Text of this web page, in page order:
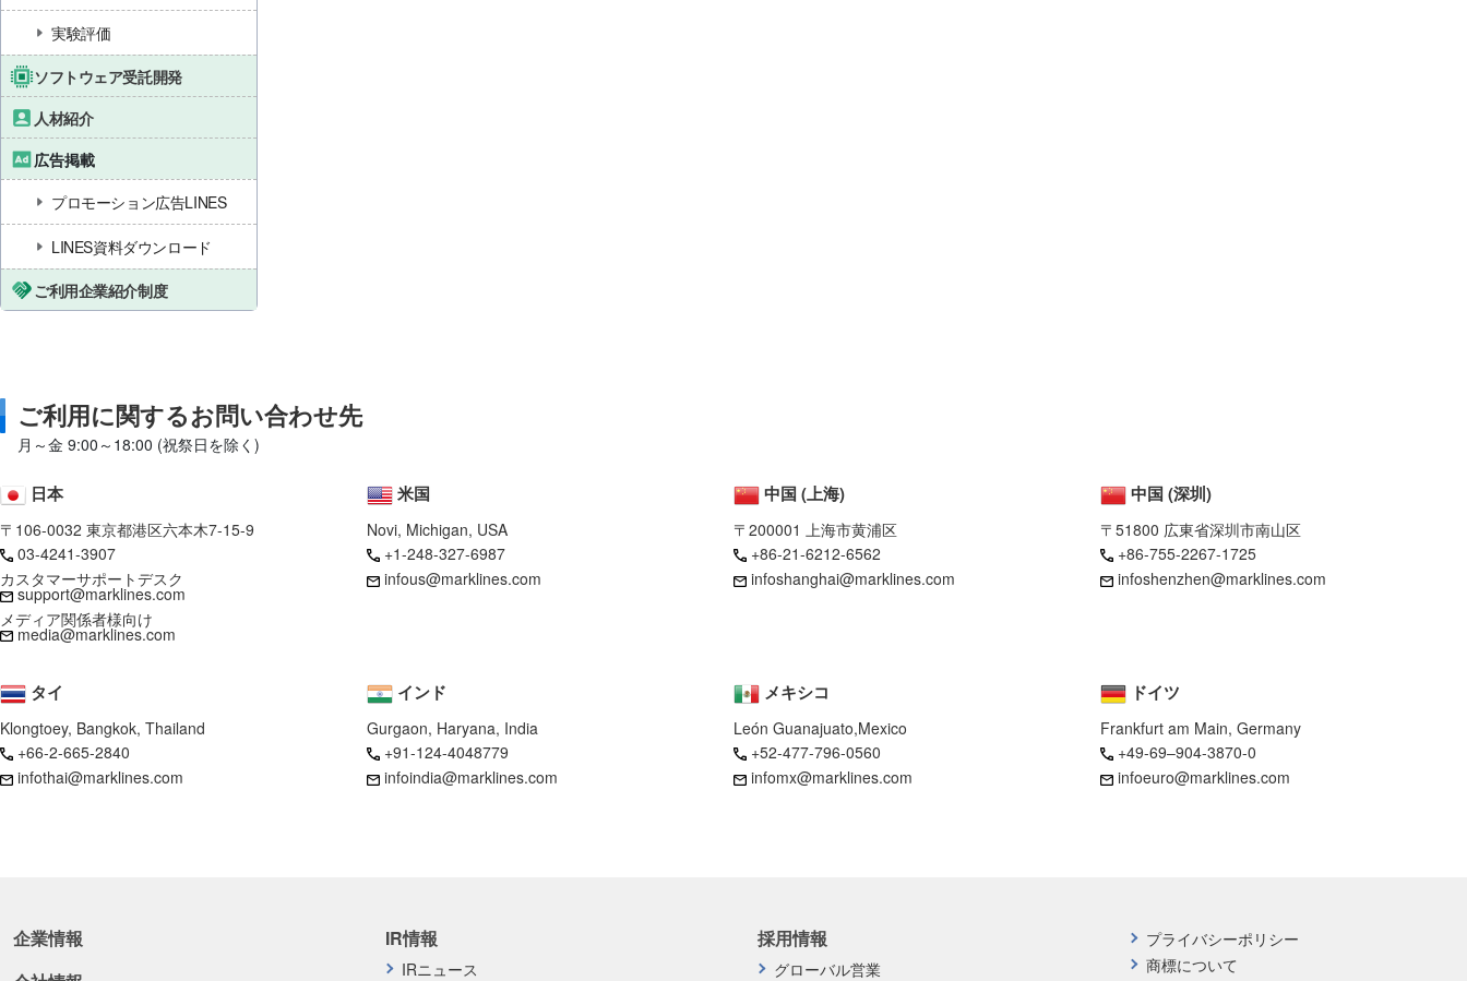
実験評価
ソフトウェア受託開発
人材紹介
広告掲載
プロモーション広告LINES
LINES資料ダウンロード
ご利用企業紹介制度
ご利用に関するお問い合わせ先
月～金 9:00～18:00 (祝祭日を除く)
日本
〒106-0032 東京都港区六本木7-15-9
03-4241-3907
カスタマーサポートデスク
support@marklines.com
メディア関係者様向け
media@marklines.com
米国
Novi, Michigan, USA
+1-248-327-6987
infous@marklines.com
メキシコ
León Guanajuato,Mexico
+52-477-796-0560
infomx@marklines.com
ドイツ
Frankfurt am Main, Germany
+49-69–904-3870-0
infoeuro@marklines.com
中国 (上海)
〒200001 上海市黄浦区
+86-21-6212-6562
infoshanghai@marklines.com
中国 (深圳)
〒51800 広東省深圳市南山区
+86-755-2267-1725
infoshenzhen@marklines.com
タイ
Klongtoey, Bangkok, Thailand
+66-2-665-2840
infothai@marklines.com
インド
Gurgaon, Haryana, India
+91-124-4048779
infoindia@marklines.com
企業情報
プライバシーポリシー
商標について
採用情報
グローバル営業
IR情報
IRニュース